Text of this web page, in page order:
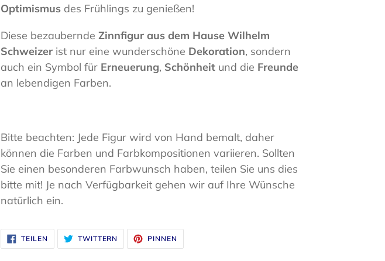
Optimismus des Frühlings zu genießen!
Diese bezaubernde Zinnfigur aus dem Hause Wilhelm
Schweizer ist nur eine wunderschöne Dekoration, sondern
auch ein Symbol für Erneuerung, Schönheit und die Freunde
an lebendigen Farben.
Bitte beachten: Jede Figur wird von Hand bemalt, daher
können die Farben und Farbkompositionen variieren. Sollten
Sie einen besonderen Farbwunsch haben, teilen Sie uns dies
bitte mit! Je nach Verfügbarkeit gehen wir auf Ihre Wünsche
natürlich ein.
TEILEN
FACEBOOK
TEILEN
TWITTERN AUF
TWITTER
TWITTERN
PINNEN
PINNEN